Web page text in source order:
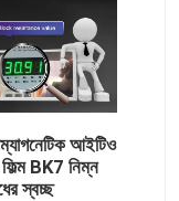
আইটিও
ফিল্ম BK7 নিম্ন
স্বচ্ছ